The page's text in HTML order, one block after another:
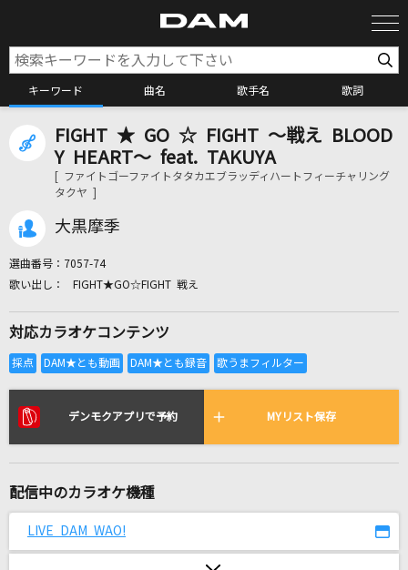
キーワード 曲名 歌手名 歌詞
カラオケ検索
全国りれき
リアルタイムで歌われている曲の一覧
今好きになる。
LPS
Ahoy!! 我ら宝鐘海賊団☆(ショートバージョン)
FIGHT ★ GO ☆ FIGHT ～戦え BLOOD
Y HEART～ feat. TAKUYA
[ ファイトゴーファイトタタカエブラッディハートフィーチャリング
タクヤ ]
大黒摩季
選曲番号： 7057-74
FIGHT★GO☆FIGHT 戦え
対応カラオケコンテンツ
デンモクアプリで予約 MYリスト保存
配信中のカラオケ機種
LIVE DAM WAO!